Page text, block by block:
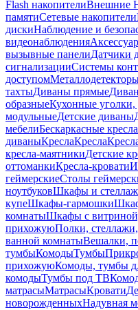
Flash накопителиВнешние
памятиСетевые накопители
дискиНаблюдение и
видеонаблюдения
вызывные панелиДатчики
сигнализацииСистемы
доступом
тахтыДиваны прямые
образныеКухонные
модульныеДетские диваны
мебелиБескаркасные
диваныКреслаКресла
кресла-маятникиДетские
оттоманкиКресла-кровати
геймерскиеСтолы
ноутбуковШкафы и
купеШкафы-гармошки
комнатыШкафы с
прихожуюПолки,
ванной комнатыВешалки,
тумбыКомодыТумбы
прихожуюКомоды, тумбы
комодыТумбы под ТВ
матрасыМатрасыКровати
новорожденныхНадувная